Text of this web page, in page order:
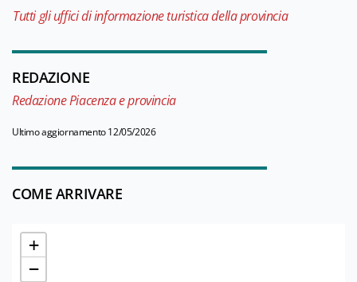
Tutti gli uffici di informazione turistica della provincia
REDAZIONE
Redazione Piacenza e provincia
Ultimo aggiornamento 12/05/2026
COME ARRIVARE
+
−